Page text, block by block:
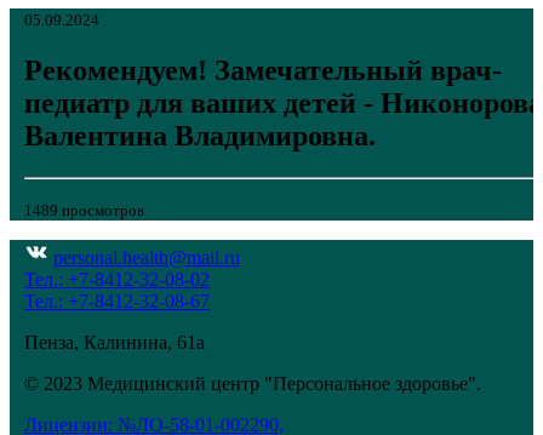
05.09.2024
Рекомендуем! Замечательный врач-
педиатр для ваших детей - Никонорова
Валентина Владимировна.
1489 просмотров
personal.health@mail.ru
Тел.: +7-8412-32-08-02
Тел.: +7-8412-32-08-67
Пенза, Калинина, 61а
© 2023 Медицинский центр "Персональное здоровье".
Лицензии: №ЛО-58-01-002290,